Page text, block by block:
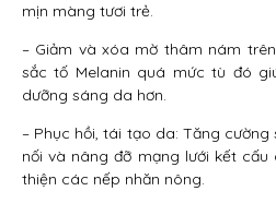
mịn màng tươi trẻ.
– Giảm và xóa mờ thâm nám
sắc tố Melanin quá mức tù đó
dưỡng sáng da hơn.
– Phục hồi, tái tạo da: Tăng
nối và nâng đỡ mạng lưới kết
thiện các nếp nhăn nông.